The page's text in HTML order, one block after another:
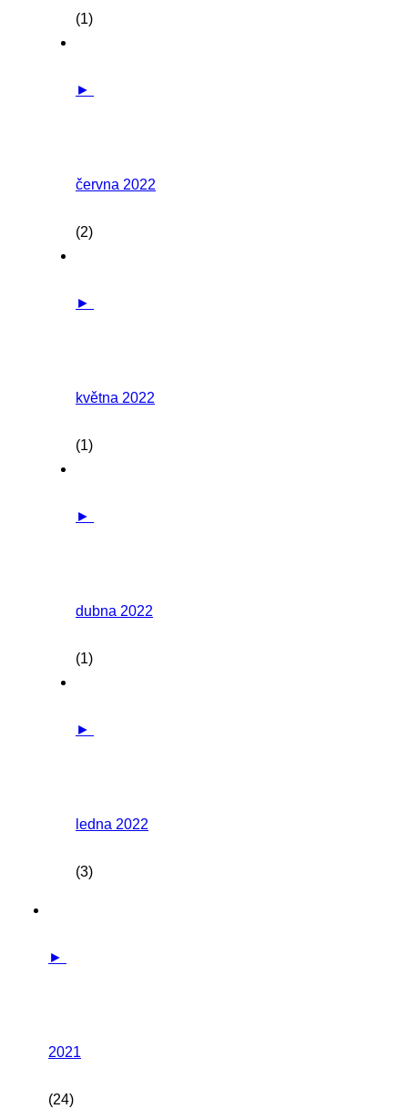
(1)
►
června 2022
(2)
►
května 2022
(1)
►
dubna 2022
(1)
►
ledna 2022
(3)
►
2021
(24)